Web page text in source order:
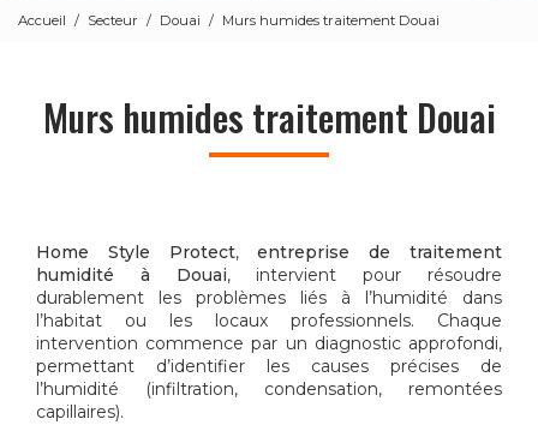
Accueil Secteur Douai Murs humides traitement Douai
Murs humides traitement Douai
Home Style Protect,entreprise de traitement
humidité à Douai, intervient pour résoudre
durablement les problèmes liés à l’humidité dans
l’habitat ou les locaux professionnels. Chaque
intervention commence par un diagnostic approfondi,
permettant d’identifier les causes précises de
l’humidité (infiltration, condensation, remontées
capillaires).